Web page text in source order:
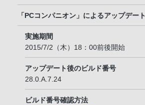
「PCコンパニオン」によるアップデート
実施期間
2015/7/2（木）18：00前後開始
アップデート後のビルド番号
28.0.A.7.24
ビルド番号確認方法